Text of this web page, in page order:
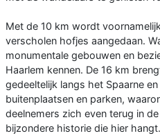
Met de 10 km wordt
verscholen hofjes aangedaan.
monumentale gebouwen en
Haarlem kennen. De 16 km
gedeeltelijk langs het Spaarne
buitenplaatsen en parken,
deelnemers zich even terug in
bijzondere historie die hier hangt.